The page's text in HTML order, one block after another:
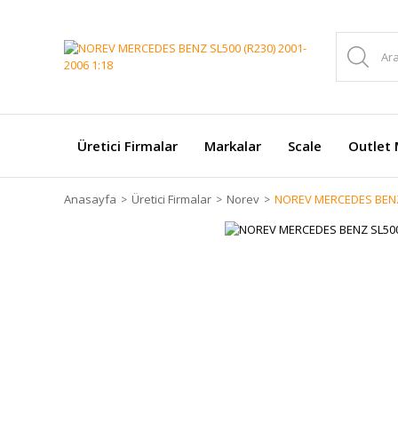
Üretici Firmalar Markalar Scale Outlet
Anasayfa Üretici Firmalar Norev NOREV MERCEDES